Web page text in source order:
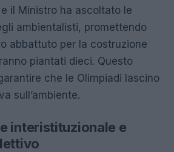
il Ministro ha ascoltato le
ambientalisti, promettendo
abbattuto per la costruzione
piantati dieci. Questo
che le Olimpiadi lascino
sull’ambiente.
interistituzionale e